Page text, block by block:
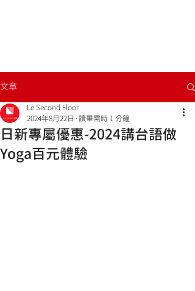
文章
日新專屬優惠-2024講台語做
Yoga百元體驗
Le Second Floor
2024年8月22日
讀畢需時 1 分鐘